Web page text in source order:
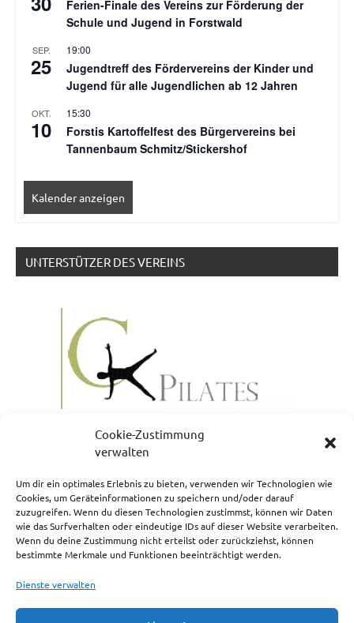
Cookie-Zustimmung
verwalten
Um dir ein optimales Erlebnis zu bieten, verwenden wir Technologien wie
Cookies, um Geräteinformationen zu speichern und/oder darauf
zuzugreifen. Wenn du diesen Technologien zustimmst, können wir Daten
wie das Surfverhalten oder eindeutige IDs auf dieser Website verarbeiten.
Wenn du deine Zustimmung nicht erteilst oder zurückziehst, können
bestimmte Merkmale und Funktionen beeinträchtigt werden.
Dienste verwalten
Ferien-Finale des Vereins zur Förderung der
Schule und Jugend in Forstwald
SEP.
25
19:00
Jugendtreff des Fördervereins der Kinder und
Jugend für alle Jugendlichen ab 12 Jahren
OKT.
10
15:30
Forstis Kartoffelfest des Bürgervereins bei
Tannenbaum Schmitz/Stickershof
Kalender anzeigen
UNTERSTÜTZER DES VEREINS
NEWSLETTERANMELDUNG